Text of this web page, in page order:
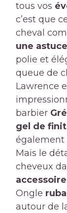
tous vos
c’est que
cheval
une astuce
polie et
queue de
Lawrence
barbier
gel de
également
Mais le
cheveux
accessoire
Ongle
autour de